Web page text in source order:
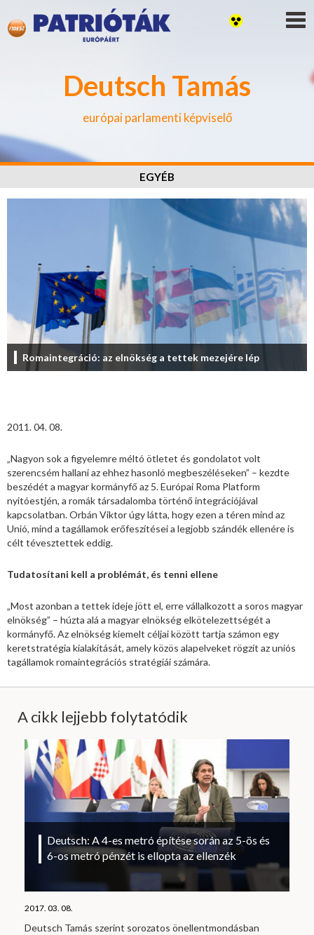
Deutsch Tamás
európai parlamenti képviselő
EGYÉB
Romaintegráció: az elnökség a tettek mezejére lép
2011. 04. 08.
„Nagyon sok a figyelemre méltó ötletet és gondolatot volt
szerencsém hallani az ehhez hasonló megbeszéléseken” – kezdte
beszédét a magyar kormányfő az 5. Európai Roma Platform
nyitóestjén, a romák társadalomba történő integrációjával
kapcsolatban. Orbán Viktor úgy látta, hogy ezen a téren mind az
Unió, mind a tagállamok erőfeszítései a legjobb szándék ellenére is
célt tévesztettek eddig.
Tudatosítani kell a problémát, és tenni ellene
„Most azonban a tettek ideje jött el, erre vállalkozott a soros magyar
elnökség” – húzta alá a magyar elnökség elkötelezettségét a
kormányfő. Az elnökség kiemelt céljai között tartja számon egy
keretstratégia kialakítását, amely közös alapelveket rögzít az uniós
tagállamok romaintegrációs stratégiái számára.
A cikk lejjebb folytatódik
Deutsch: A 4-es metró építése során az 5-ös és
6-os metró pénzét is ellopta az ellenzék
2017. 03. 08.
Deutsch Tamás szerint sorozatos önellentmondásban